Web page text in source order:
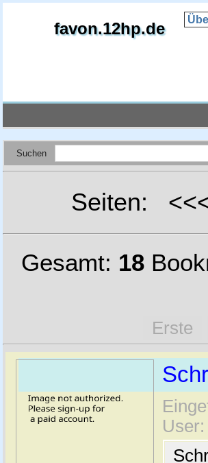
favon.12hp.de
Suchen
Seiten:
Gesamt: 18
Erste
User: